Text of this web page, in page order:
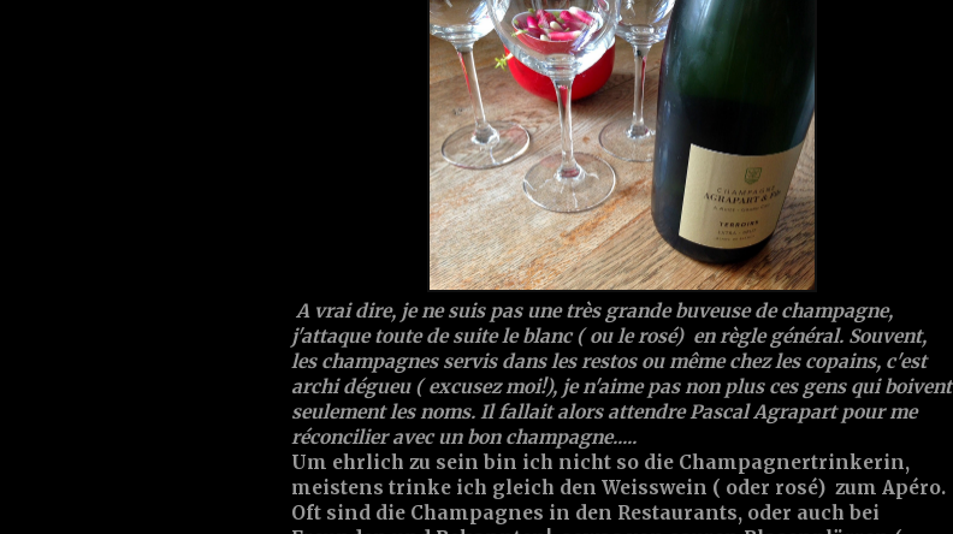
A vrai dire, je ne suis pas une très grande buveuse de champagne,
j'attaque toute de suite le blanc ( ou le rosé) en règle général. Souvent,
les champagnes servis dans les restos ou même chez les copains, c'est
archi dégueu ( excusez moi!), je n'aime pas non plus ces gens qui boivent
seulement les noms. Il fallait alors attendre Pascal Agrapart pour me
réconcilier avec un bon champagne.....
Um ehrlich zu sein bin ich nicht so die Champagnertrinkerin,
meistens trinke ich gleich den Weisswein ( oder rosé) zum Apéro.
Oft sind die Champagnes in den Restaurants, oder auch bei